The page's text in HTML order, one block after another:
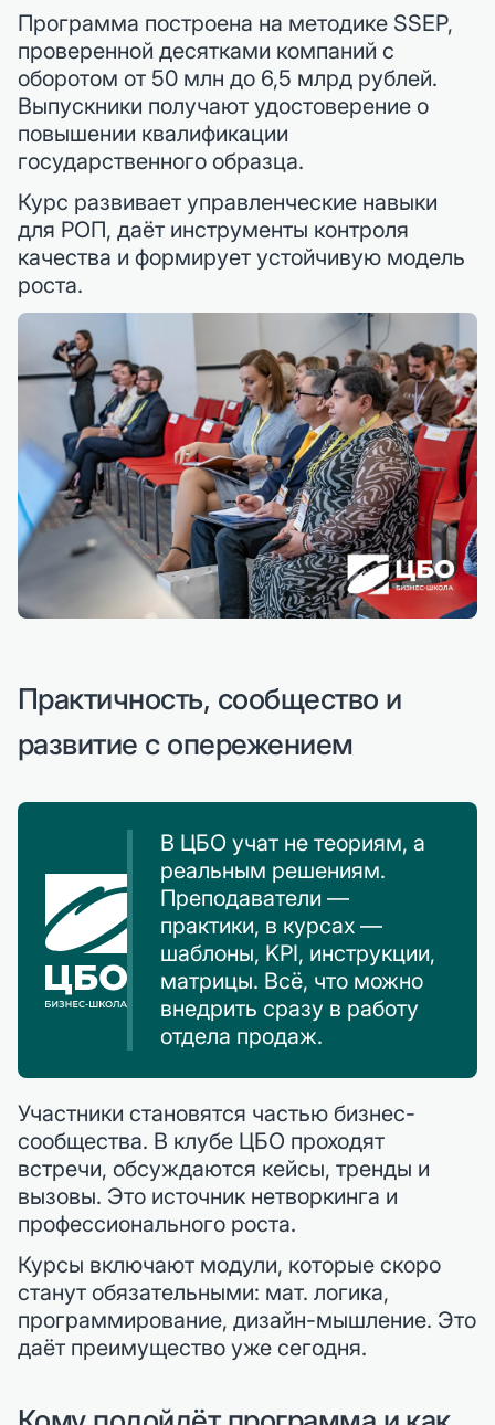
Программа построена на методике SSEP,
проверенной десятками компаний с
оборотом от 50 млн до 6,5 млрд рублей.
Выпускники получают удостоверение о
повышении квалификации
государственного образца.
Курс развивает управленческие навыки
для РОП, даёт инструменты контроля
качества и формирует устойчивую модель
роста.
Практичность, сообщество и
развитие с опережением
В ЦБО учат не теориям, а
реальным решениям.
Преподаватели —
практики, в курсах —
шаблоны, KPI, инструкции,
матрицы. Всё, что можно
внедрить сразу в работу
отдела продаж.
Участники становятся частью бизнес-
сообщества. В клубе ЦБО проходят
встречи, обсуждаются кейсы, тренды и
вызовы. Это источник нетворкинга и
профессионального роста.
Курсы включают модули, которые скоро
станут обязательными: мат. логика,
программирование, дизайн-мышление. Это
даёт преимущество уже сегодня.